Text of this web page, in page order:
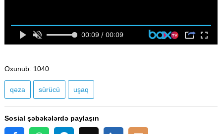
Oxunub: 1040
qəza sürücü uşaq
Sosial şəbəkələrdə paylaşın